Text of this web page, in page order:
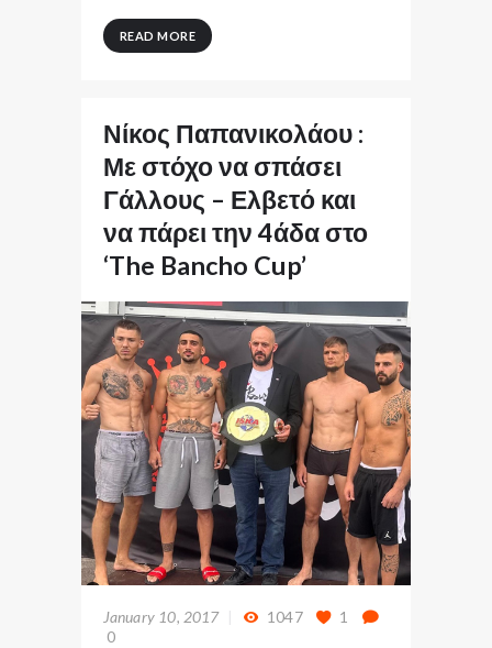
READ MORE
Νίκος Παπανικολάου :
Με στόχο να σπάσει
Γάλλους – Ελβετό και
να πάρει την 4άδα στο
‘The Bancho Cup’
January 10, 2017 1047
1
0